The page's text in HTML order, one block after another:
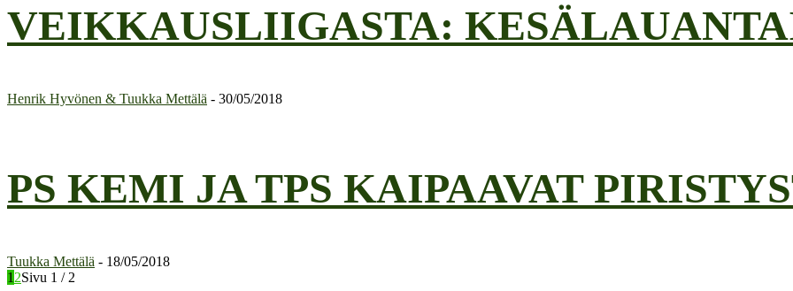
VEIKKAUSLIIGASTA:
Henrik Hyvönen & Tuukka Mettälä - 30/05/2018
PS KEMI JA TPS KAIPAAVAT
Tuukka Mettälä - 18/05/2018
1 2Sivu 1 / 2